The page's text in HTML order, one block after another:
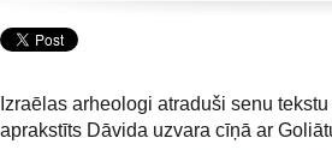
Izraēlas arheologi atraduši senu
aprakstīts Dāvida uzvara cīņā ar